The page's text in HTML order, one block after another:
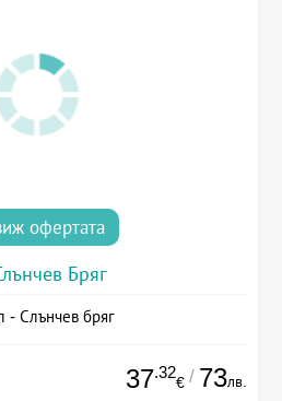
офертата
Бряг
- Слънчев бряг
37.32
€ / 73лв.